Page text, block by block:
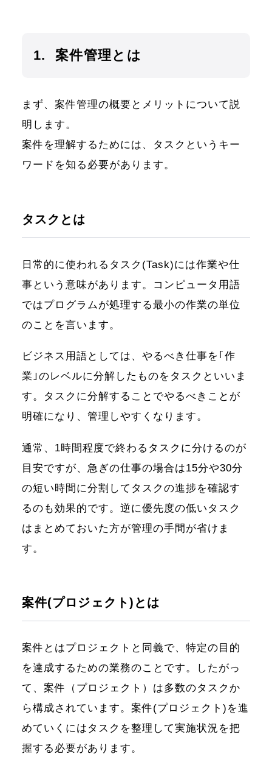
1. 案件管理とは
まず、案件管理の概要とメリットについて説
明します。
案件を理解するためには、タスクというキー
ワードを知る必要があります。
タスクとは
日常的に使われるタスク(Task)には作業や仕
事という意味があります。コンピュータ用語
ではプログラムが処理する最小の作業の単位
のことを言います。
ビジネス用語としては、やるべき仕事を｢作
業｣のレベルに分解したものをタスクといいま
す。タスクに分解することでやるべきことが
明確になり、管理しやすくなります。
通常、1時間程度で終わるタスクに分けるのが
目安ですが、急ぎの仕事の場合は15分や30分
の短い時間に分割してタスクの進捗を確認す
るのも効果的です。逆に優先度の低いタスク
はまとめておいた方が管理の手間が省けま
す。
案件(プロジェクト)とは
案件とはプロジェクトと同義で、特定の目的
を達成するための業務のことです。したがっ
て、案件（プロジェクト）は多数のタスクか
ら構成されています。案件(プロジェクト)を進
めていくにはタスクを整理して実施状況を把
握する必要があります。